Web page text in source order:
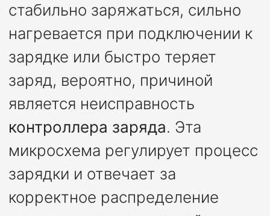
стабильно заряжаться, сильно
нагревается при подключении к
зарядке или быстро теряет
заряд, вероятно, причиной
является неисправность
контроллера заряда. Эта
микросхема регулирует процесс
зарядки и отвечает за
корректное распределение